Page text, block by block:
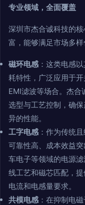
专业领域，全面覆盖
深圳市杰合诚科技的
富，能够满足市场多样
磁环电感 ：这类电感
耗特性，广泛应用于开
EMI滤波等场合。杰
选型与工艺控制，确
异的性能。
工字电感 ：作为传统
可靠性高、成本效益
车电子等领域的电源
线工艺和磁芯匹配，
电流和电感量要求。
共模电感 ：在抑制电